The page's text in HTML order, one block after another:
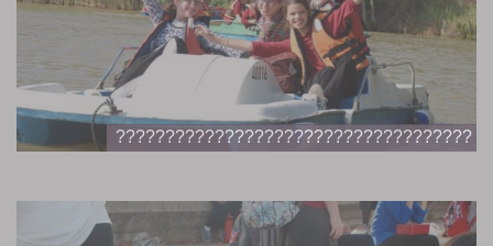
????????????????????????????????????